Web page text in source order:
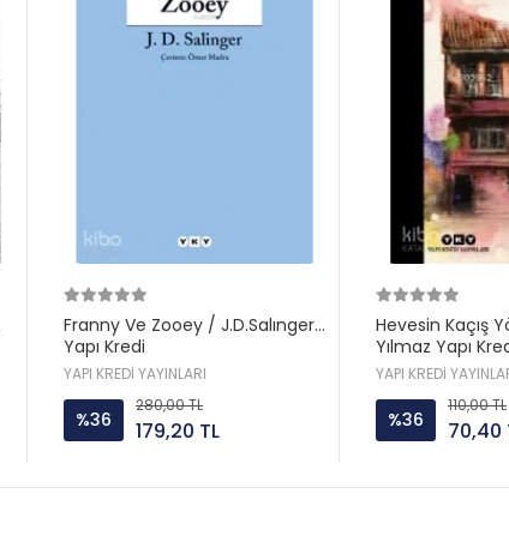
Franny Ve Zooey / J.D.Salınger
Yapı Kredi
YAPI KREDİ YAYINLARI
%36
280,00 TL
179,20 TL
Hevesin Kaçış
Yılmaz Yapı
YAPI KREDİ
%36
110,00 TL
70,40